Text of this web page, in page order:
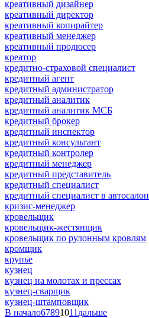
креативный дизайнер
креативный директор
креативный копирайтер
креативный менеджер
креативный продюсер
креатор
кредитно-страховой специалист
кредитный агент
кредитный администратор
кредитный аналитик
кредитный аналитик МСБ
кредитный брокер
кредитный инспектор
кредитный консультант
кредитный контролер
кредитный менеджер
кредитный представитель
кредитный специалист
кредитный специалист в автосалон
кризис-менеджер
кровельщик
кровельщик-жестянщик
кровельщик по рулонным кровлям
кромщик
крупье
кузнец
кузнец на молотах и прессах
кузнец-сварщик
кузнец-штамповщик
В начало67891011 дальше